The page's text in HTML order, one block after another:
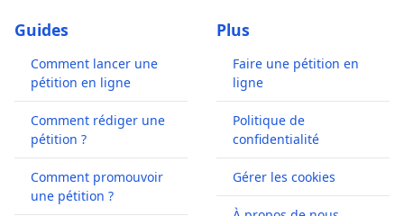
Guides
Comment lancer une
pétition en ligne
Comment rédiger une
pétition ?
Comment promouvoir
une pétition ?
Plus
Faire une pétition en
ligne
Politique de
confidentialité
Gérer les cookies